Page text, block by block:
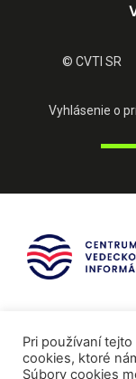
© CVTI SR
Vyhlásenie o
Pri používaní
cookies, ktoré
Súbory cookies